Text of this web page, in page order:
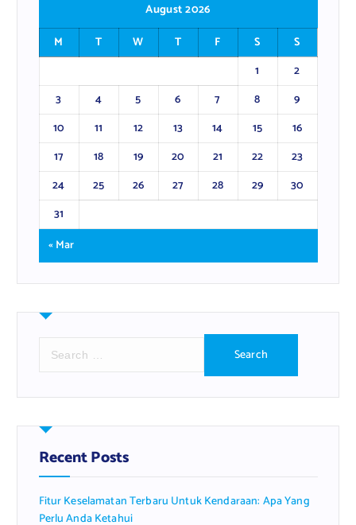
August 2026
M
T W T F S
S
1
2
3
4 5 6 7 8
9
10
11 12 13 14 15
16
17
18 19 20 21 22
23
24
25 26 27 28 29
30
31
« Mar
r
h
f
o
:
Recent Posts
Fitur Keselamatan Terbaru Untuk Kendaraan: Apa Yang
Perlu Anda Ketahui